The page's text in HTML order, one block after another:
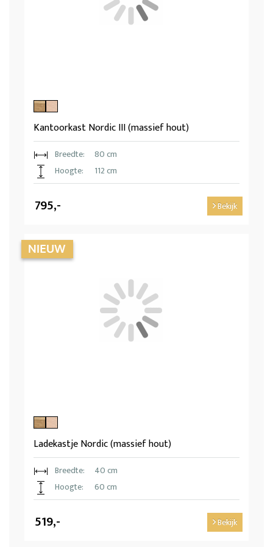
Kantoorkast Nordic III (massief hout)
Breedte:
80 cm
Hoogte:
112 cm
795,- Bekijk
Ladekastje Nordic (massief hout)
Breedte:
40 cm
Hoogte:
60 cm
519,- Bekijk